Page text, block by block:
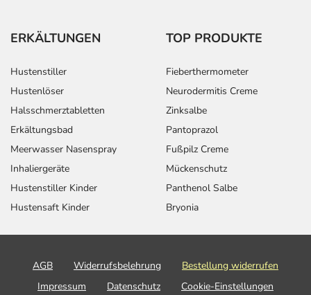
ERKÄLTUNGEN
Hustenstiller
Hustenlöser
Halsschmerztabletten
Erkältungsbad
Meerwasser Nasenspray
Inhaliergeräte
Hustenstiller Kinder
Hustensaft Kinder
TOP PRODUKTE
Fieberthermometer
Neurodermitis Creme
Zinksalbe
Pantoprazol
Fußpilz Creme
Mückenschutz
Panthenol Salbe
Bryonia
AGB Widerrufsbelehrung
Bestellung widerrufen
Impressum
Datenschutz
Cookie-Einstellungen